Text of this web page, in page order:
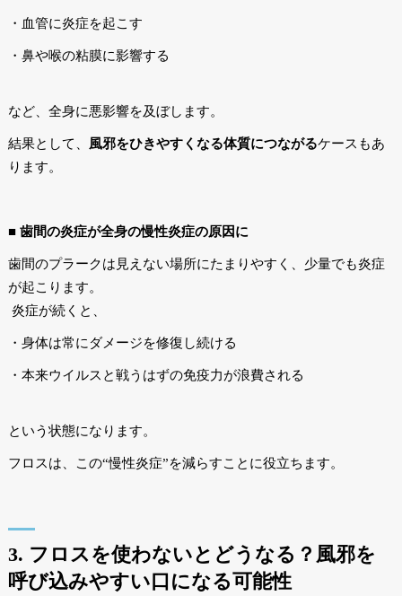
・血管に炎症を起こす
・鼻や喉の粘膜に影響する
など、全身に悪影響を及ぼします。
結果として、 風邪をひきやすくなる体質につながるケースもあ
ります。
■ 歯間の炎症が全身の慢性炎症の原因に
歯間のプラークは見えない場所にたまりやすく、少量でも炎症
が起こります。
炎症が続くと、
・身体は常にダメージを修復し続ける
・本来ウイルスと戦うはずの免疫力が浪費される
という状態になります。
フロスは、この“慢性炎症”を減らすことに役立ちます。
3. フロスを使わないとどうなる？風邪を
呼び込みやすい口になる可能性